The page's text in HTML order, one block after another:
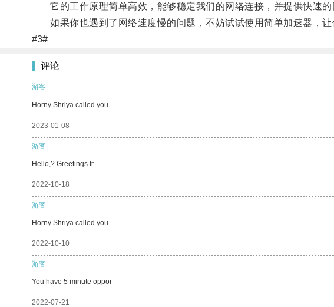
它的工作原理简单高效，能够稳定我们的网络连接，并提供快速的
如果你也遇到了网络速度慢的问题，不妨试试使用简单加速器，让
#3#
评论
游客
Horny Shriya called you
2023-01-08
游客
Hello,? Greetings fr
2022-10-18
游客
Horny Shriya called you
2022-10-10
游客
You have 5 minute oppor
2022-07-21